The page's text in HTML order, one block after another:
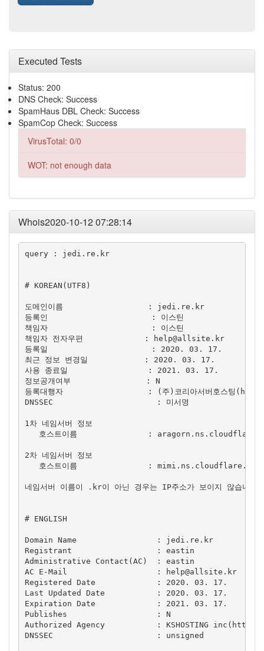
Executed Tests
Status: 200
DNS Check: Success
SpamHaus DBL Check: Success
SpamCop Check: Success
VirusTotal: 0/0
WOT: not enough data
Whois2020-10-12 07:28:14
query : jedi.re.kr
# KOREAN(UTF8)
도메인이름                  : jedi.re.kr
등록인                      : 이스틴
책임자                      : 이스틴
책임자 전자우편             :
help@allsite.kr
등록일                      : 2020. 03. 17.
최근 정보 변경일            : 2020. 03. 17.
사용 종료일                 : 2021. 03. 17.
정보공개여부                : N
등록대행자                  : (주)코리아서버호스팅
DNSSEC                      : 미서명
1차 네임서버 정보
호스트이름               :
2차 네임서버 정보
   호스트이름               : mimi.ns.cloudflare.com
네임서버 이름이 .kr이 아닌 경우는 IP주소가 보이지 않습니다.
# ENGLISH
Domain Name                 : jedi.re.kr
Registrant                  : eastin
Administrative Contact(AC)  : eastin
AC E-Mail                   :
help@allsite.kr
Registered Date             : 2020. 03. 17.
Last Updated Date           : 2020. 03. 17.
Expiration Date             : 2021. 03. 17.
Publishes                   : N
Authorized Agency           : KSHOSTING inc(http://
DNSSEC                      : unsigned